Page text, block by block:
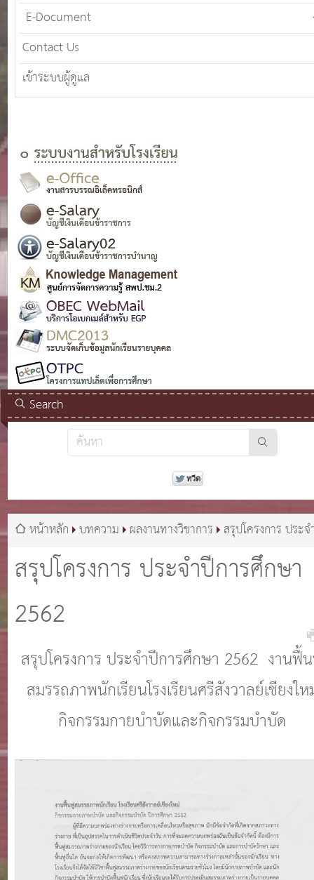
E-Document
Contact Us
เข้าระบบผู้ดูแล
Search
สรุปโครงการ ประจำปีการศึกษา
2562
หน้าหลัก บทความ ผลงานทางวิชาการ สรุปโครงการ ประ
การศึกษา 2562
สรุปโครงการ ประจำปีการศึกษา 2562 งานฟื้
สมรรถภาพนักเรียนโรงเรียนศรีสังวาลย์เชียงใ
กิจกรรมกายบำบัดและกิจกรรมบำบัด